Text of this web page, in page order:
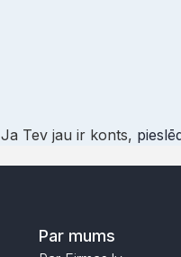
Ja Tev jau ir konts,
Par mums